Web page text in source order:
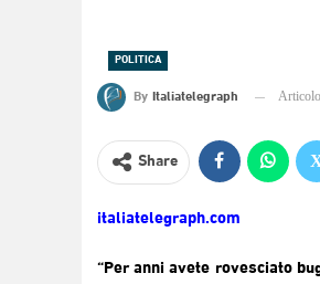
POLITICA
By Italiatelegraph
Share
italiatelegraph.com
“Per anni avete rovesciato